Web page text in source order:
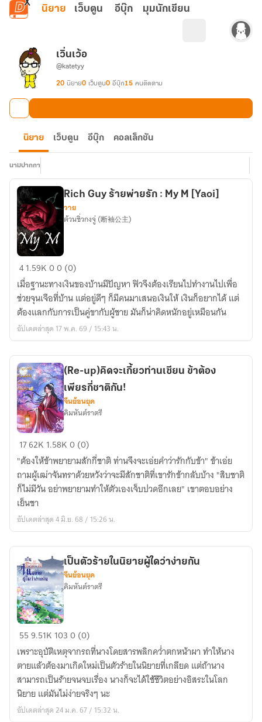
ข้ามไปยังเนื้อหาหลัก
นิยาย เว็บตูน อีบุ๊ก มุมนักเขียน
เวิ่นเว้อ
@katetyy
20 นิยาย0 เว็บตูน0 อีบุ๊ก15 คนติดตาม
นิยาย เว็บตูน อีบุ๊ก คอลเล็กชัน
นามปากกา
Rich
Guy
ร้าย
พ่าย
รัก
:
M
[Yaoi]
Rich Guy ร้ายพ่ายรัก : My M [Yaoi]
วาย
ต้วนซิ่วกงจู่ (断袖公主)
41.59K00 (0)
เมื่อฐานะทางเงินของบ้านมีปัญหา ฟิวจึงต้องเรียนไปทำงานไปเพื่อ
ช่วยจุนเจือที่บ้าน แต่อยู่ดีๆ ก็มีคนมาเสนอเงินให้ เงินก็อยากได้ แต่
ต้องแลกกับการเป็นคู่ขากับผู้ชาย มันก็น่าคิดหนักอยู่เหมือนกัน
อัปเดตล่าสุด 17 พ.ค. 69 / 15:43 น.
(Re-
up)คิด
จะ
เกี้ยว
ท่าน
เซียน
ข้า
กี่
ชาติ
กัน!
(Re-up)คิดจะเกี้ยวท่านเซียน ข้าต้อง
เพียรกี่ชาติกัน!
จีนย้อนยุค
คิมหันต์ราตรี
1762K 1.58K0 (0)
"ต้องให้ข้าพยายามสักกี่ชาติ ท่านจึงจะเอ่ยคำว่ารักกับข้า" ข้าเอ่ย
ถามผู้เฒ่าจันทราด้วยหวังว่าจะมีสักชาติที่เขารักข้ากลับบ้าง "สิบชาติ
ก็ไม่มีวัน อย่าพยายามทำให้ตัวเองเจ็บปวดอีกเลย" เขาตอบอย่าง
เย็นชา
อัปเดตล่าสุด 4 มิ.ย. 68 / 15:26 น.
เป็น
ร้าย
ใน
นิยาย
ผู้
ใด
เป็นตัวร้ายในนิยายผู้ใดว่าง่ายกัน
จีนย้อนยุค
คิมหันต์ราตรี
559.51K 1030 (0)
เพราะอุบัติเหตุจากรถที่นางโดยสารพลิกคว่ำตกหน้าผา ทำให้นาง
ตายแล้วต้องมาเกิดใหม่เป็นตัวร้ายในนิยายที่เกลียด แต่ถ้านาง
สามารถเป็นร้ายจนจบเรื่อง นางก็จะได้ใช้ชีวิตอย่างอิสระในโลก
นิยาย แต่มันไม่ง่ายจริงๆ นะ
อัปเดตล่าสุด 24 ม.ค. 67 / 15:32 น.